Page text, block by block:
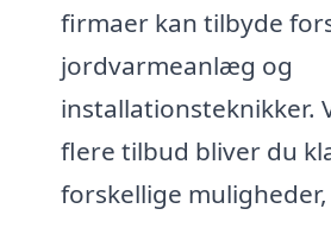
firmaer kan tilbyde
jordvarmeanlæg og
installationsteknikker.
flere tilbud bliver du
forskellige